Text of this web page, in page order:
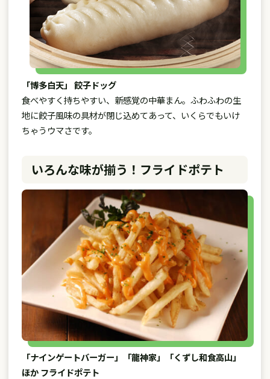
「博多白天」 餃子ドッグ
食べやすく持ちやすい、新感覚の中華まん。ふわふわの生
地に餃子風味の具材が閉じ込めてあって、いくらでもいけ
ちゃうウマさです。
いろんな味が揃う！フライドポテト
「ナインゲートバーガー」「龍神家」「くずし和食高山」
ほか フライドポテト